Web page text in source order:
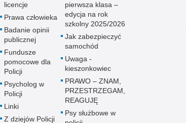
licencje
Prawa człowieka
Badanie opinii
publicznej
Fundusze
pomocowe dla
Policji
Psycholog w
Policji
Linki
Z dziejów Policji
pierwsza klasa –
edycja na rok
szkolny 2025/2026
Jak zabezpieczyć
samochód
Uwaga -
kieszonkowiec
PRAWO – ZNAM,
PRZESTRZEGAM,
REAGUJĘ
Psy służbowe w